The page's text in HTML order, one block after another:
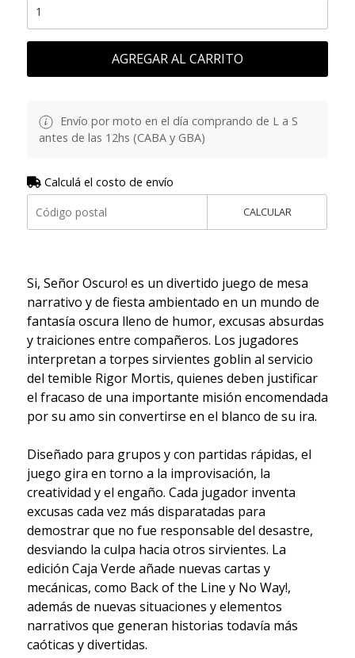
AGREGAR AL CARRITO
Envío por moto en el día comprando de L a S
antes de las 12hs (CABA y GBA)
Calculá el costo de envío
CALCULAR
Si, Señor Oscuro! es un divertido juego de mesa
narrativo y de fiesta ambientado en un mundo de
fantasía oscura lleno de humor, excusas absurdas
y traiciones entre compañeros. Los jugadores
interpretan a torpes sirvientes goblin al servicio
del temible Rigor Mortis, quienes deben justificar
el fracaso de una importante misión encomendada
por su amo sin convertirse en el blanco de su ira.
Diseñado para grupos y con partidas rápidas, el
juego gira en torno a la improvisación, la
creatividad y el engaño. Cada jugador inventa
excusas cada vez más disparatadas para
demostrar que no fue responsable del desastre,
desviando la culpa hacia otros sirvientes. La
edición Caja Verde añade nuevas cartas y
mecánicas, como Back of the Line y No Way!,
además de nuevas situaciones y elementos
narrativos que generan historias todavía más
caóticas y divertidas.